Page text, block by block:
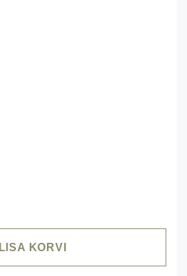
LISA KORVI